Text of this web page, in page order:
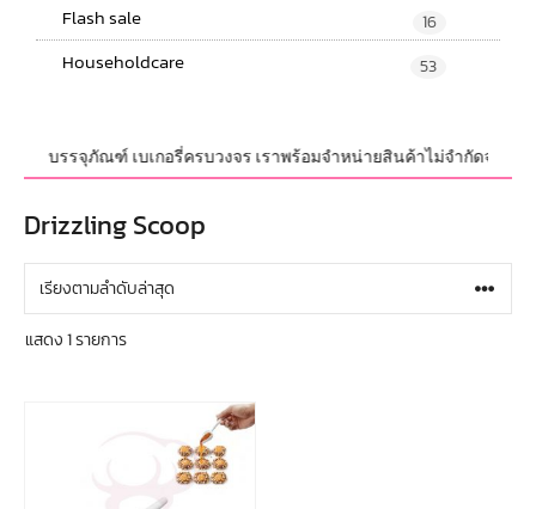
Flash sale 16
Householdcare 53
ละบรรจุภัณฑ์ เบเกอรี่ครบวงจร เราพร้อมจำหน่ายสินค้าไม่จำกัดจำนว
Drizzling Scoop
แสดง 1 รายการ